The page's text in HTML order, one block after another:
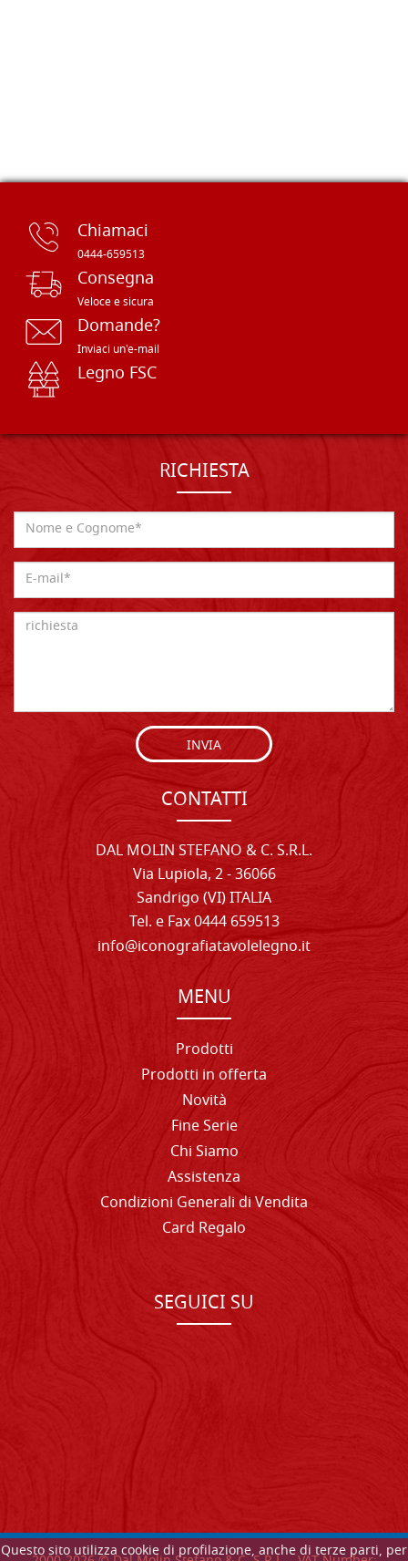
Questo sito utilizza cookie di profilazione, anche di terze parti, per
Chiamaci
0444-659513
Consegna
Veloce e sicura
Domande?
Inviaci un'e-mail
Legno FSC
RICHIESTA
INVIA
CONTATTI
DAL MOLIN STEFANO & C. S.R.L.
Via Lupiola, 2 - 36066
Sandrigo (VI) ITALIA
Tel. e Fax 0444 659513
info@iconografiatavolelegno.it
MENU
Prodotti
Prodotti in offerta
Novità
Fine Serie
Chi Siamo
Assistenza
Condizioni Generali di Vendita
Card Regalo
SEGUICI SU